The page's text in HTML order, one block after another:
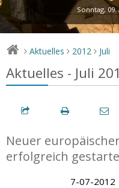
Sonntag, 09.
> Aktuelles > 2012 > Juli
Aktuelles - Juli
Neuer
erfolgreich
7-07-2012